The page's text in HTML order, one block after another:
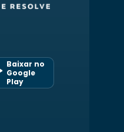
Baixar no
Google
Play